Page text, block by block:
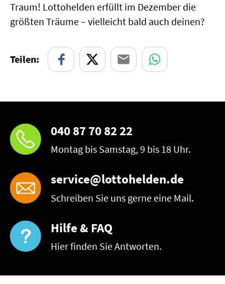
Traum! Lottohelden erfüllt im Dezember die
größten Träume – vielleicht bald auch deinen?
Teilen:
auf X
Teilen als E-MailTeilen auf WhatsApp
040 87 70 82 22
Montag bis Samstag, 9 bis 18 Uhr.
service@lottohelden.de
Schreiben Sie uns gerne eine Mail.
Hilfe & FAQ
Hier finden Sie Antworten.